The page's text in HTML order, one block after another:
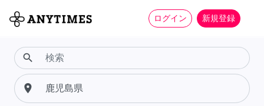
ログイン 新規登録
search
place